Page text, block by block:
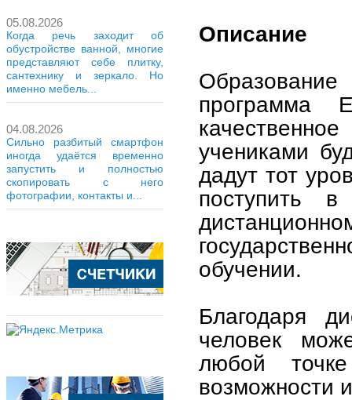
05.08.2026
Когда речь заходит об
обустройстве ванной, многие
представляют себе плитку,
сантехнику и зеркало. Но
именно мебель...
04.08.2026
Сильно разбитый смартфон
иногда удаётся временно
запустить и полностью
скопировать с него
фотографии, контакты и...
Описание
программа
учениками
дадут тот
поступить
обучении.
Благодаря
человек
любой
возможности